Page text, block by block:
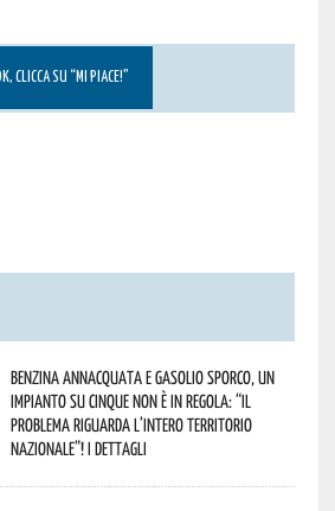
CLICCA SU “MI PIACE!”
Benzina annacquata e gasolio sporco, un
impianto su cinque non è in regola: “il
problema riguarda l’intero territorio
Nazionale”! I dettagli